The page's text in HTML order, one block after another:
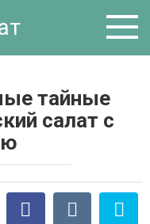
тайные
салат с